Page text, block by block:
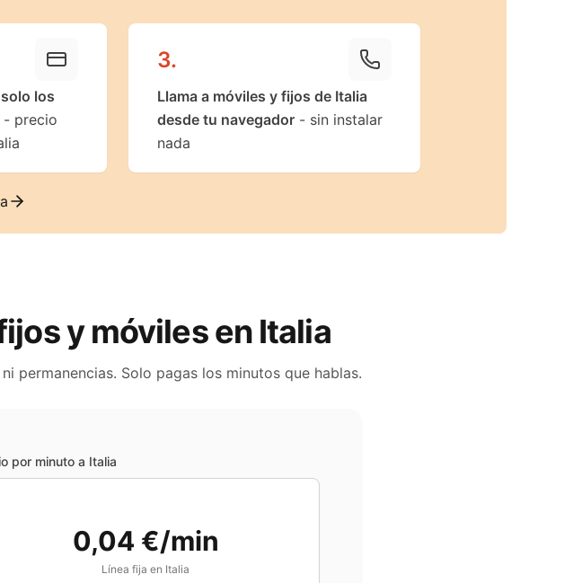
los
- precio
3.
Llama a móviles y fijos de Italia
desde tu navegador- sin instalar
nada
y móviles en Italia
permanencias. Solo pagas los minutos que hablas.
por minuto a Italia
0,04 €/min
Línea fija en Italia